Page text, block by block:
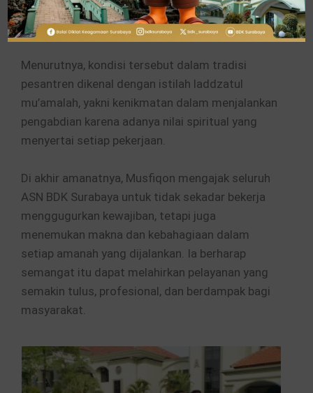
mampu menjiwai tugasnya, maka pekerjaan akan
menghadirkan rasa bahagia dan kepuasan batin.
Menurutnya, kondisi tersebut dalam tradisi
pesantren dikenal dengan istilah laddzatul
mu’amalah, yakni kenikmatan dalam menjalankan
pengabdian karena adanya nilai spiritual yang
menyertai setiap pekerjaan.
Di akhir amanatnya, Musfiqon mengajak seluruh
ASN BDK Surabaya untuk tidak sekadar bekerja
menggugurkan kewajiban, tetapi juga
menemukan makna dan kebahagiaan dalam
setiap amanah yang dijalankan. Ia berharap
semangat itu dapat melahirkan pelayanan yang
semakin tulus, profesional, dan berdampak bagi
masyarakat.